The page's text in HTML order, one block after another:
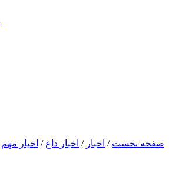
صفحه نخست / اخبار / اخبار داغ / اخیار مهم